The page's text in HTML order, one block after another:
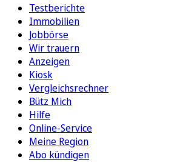
Testberichte
Immobilien
Jobbörse
Wir trauern
Anzeigen
Kiosk
Vergleichsrechner
Bütz Mich
Hilfe
Online-Service
Meine Region
Abo kündigen